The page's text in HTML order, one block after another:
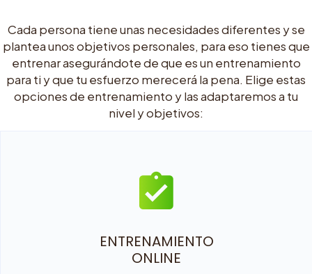
Cada persona tiene unas necesidades diferentes y se
plantea unos objetivos personales, para eso tienes que
entrenar asegurándote de que es un entrenamiento
para ti y que tu esfuerzo merecerá la pena. Elige estas
opciones de entrenamiento y las adaptaremos a tu
nivel y objetivos:
ENTRENAMIENTO
ONLINE